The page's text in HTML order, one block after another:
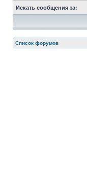
Искать сообщения за:
Список форумов